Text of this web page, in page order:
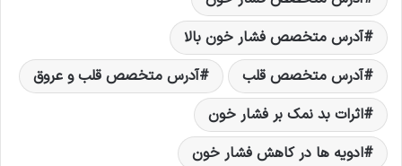
آدرس متخصص فشار خون بالا
آدرس متخصص قلب
آدرس متخصص قلب و عروق
اثرات بد نمک بر فشار خون
ادویه ها در کاهش فشار خون